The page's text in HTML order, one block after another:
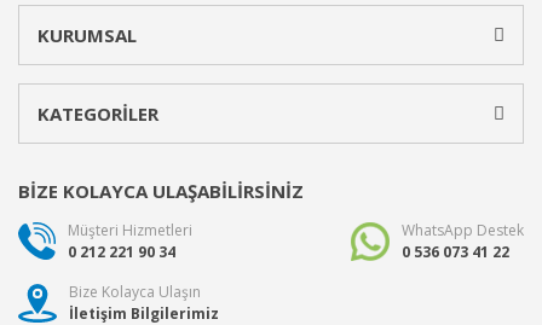
KURUMSAL
KATEGORİLER
BİZE KOLAYCA ULAŞABİLİRSİNİZ
Müşteri Hizmetleri
0 212 221 90 34
WhatsApp Destek
0 536 073 41 22
Bize Kolayca Ulaşın
İletişim Bilgilerimiz